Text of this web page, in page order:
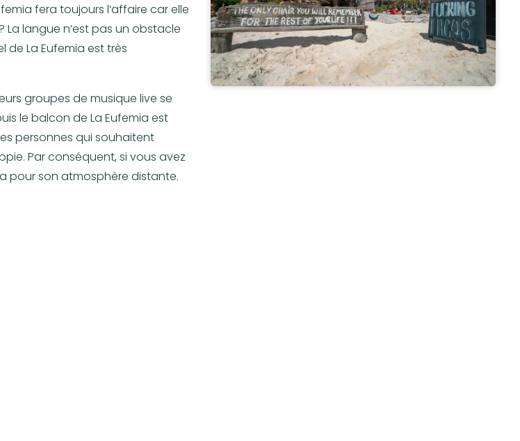
fera toujours l’affaire car elle
La langue n’est pas un obstacle
La Eufemia est très
groupes de musique live se
le balcon de La Eufemia est
personnes qui souhaitent
Par conséquent, si vous avez
pour son atmosphère distante.